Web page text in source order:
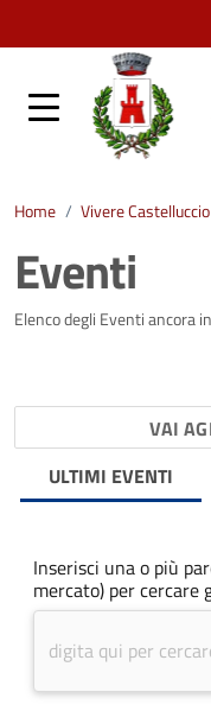
Home / Vivere
Eventi
Elenco degli Eventi ancora
VAI
ULTIMI EVENTI
Inserisci una o più
mercato) per cercare